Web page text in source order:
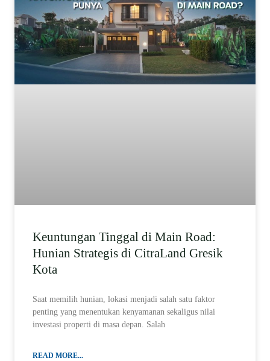
Keuntungan Tinggal di Main Road:
Hunian Strategis di CitraLand Gresik
Kota
Saat memilih hunian, lokasi menjadi salah satu faktor
penting yang menentukan kenyamanan sekaligus nilai
investasi properti di masa depan. Salah
READ MORE...